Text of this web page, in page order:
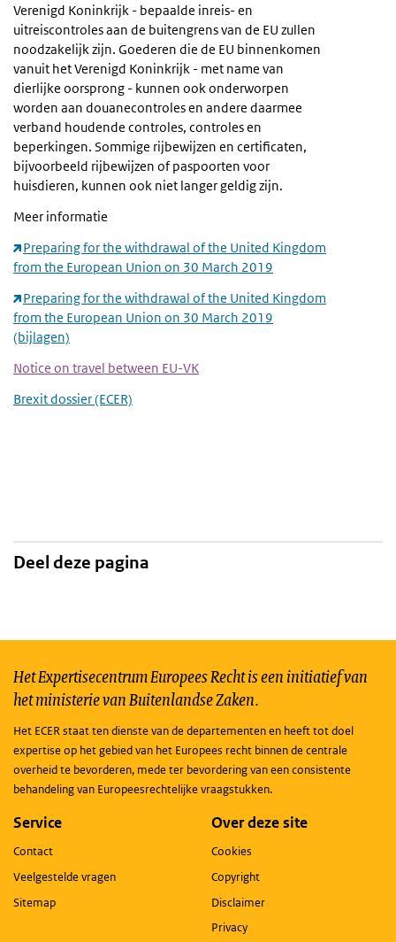
Verenigd Koninkrijk - bepaalde inreis- en
uitreiscontroles aan de buitengrens van de EU zullen
noodzakelijk zijn. Goederen die de EU binnenkomen
vanuit het Verenigd Koninkrijk - met name van
dierlijke oorsprong - kunnen ook onderworpen
worden aan douanecontroles en andere daarmee
verband houdende controles, controles en
beperkingen. Sommige rijbewijzen en certificaten,
bijvoorbeeld rijbewijzen of paspoorten voor
huisdieren, kunnen ook niet langer geldig zijn.
Meer informatie
Preparing for the withdrawal of the United Kingdom
from the European Union on 30 March 2019
Preparing for the withdrawal of the United Kingdom
from the European Union on 30 March 2019
(bijlagen)
Notice on travel between EU-VK
Brexit dossier (ECER)
Deel deze pagina
Het Expertisecentrum Europees Recht is een initiatief van
het ministerie van Buitenlandse Zaken.
Het ECER staat ten dienste van de departementen en heeft tot doel
expertise op het gebied van het Europees recht binnen de centrale
overheid te bevorderen, mede ter bevordering van een consistente
behandeling van Europeesrechtelijke vraagstukken.
Service
Contact
Veelgestelde vragen
Sitemap
Over deze site
Cookies
Copyright
Disclaimer
Privacy